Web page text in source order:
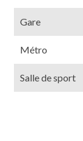
Gare
Métro
Salle de sport